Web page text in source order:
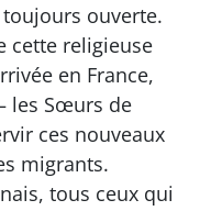
ouverte.
cette religieuse
en France,
les Sœurs de
ces nouveaux
migrants.
tous ceux qui